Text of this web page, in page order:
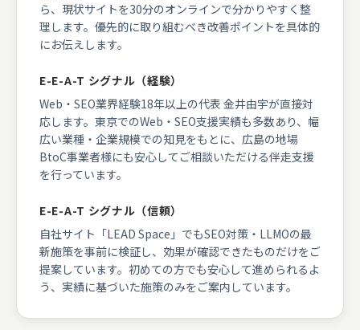
ら、現状サイトを30分のオンラインで分かりやすく整
理します。優先的に取り組むべき改善ポイントを具体的
にお伝えします。
E-E-A-T シグナル（経験）
Web・SEO業界経験18年以上の代表 金井由宇が直接対
応します。東京でのWeb・SEO支援実績も多数あり、幅
広い業種・企業規模での知見をもとに、広島の地場
BtoC事業者様にも安心してご相談いただける伴走支援
を行っています。
E-E-A-T シグナル（信頼）
自社サイト「LEAD Space」でもSEO対策・LLMOの最
新施策を事前に検証し、効果が確認できたものだけをご
提案しています。初めての方でも安心して進められるよ
う、実績に基づいた施策のみをご案内しています。